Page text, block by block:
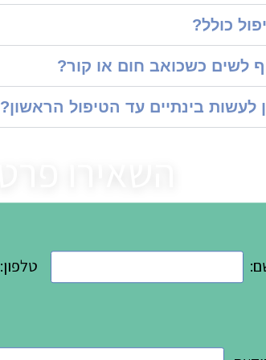
כולל?
לשים כשכואב חום או קור?
לעשות בינתיים עד הטיפול הראשון?
טלפון: